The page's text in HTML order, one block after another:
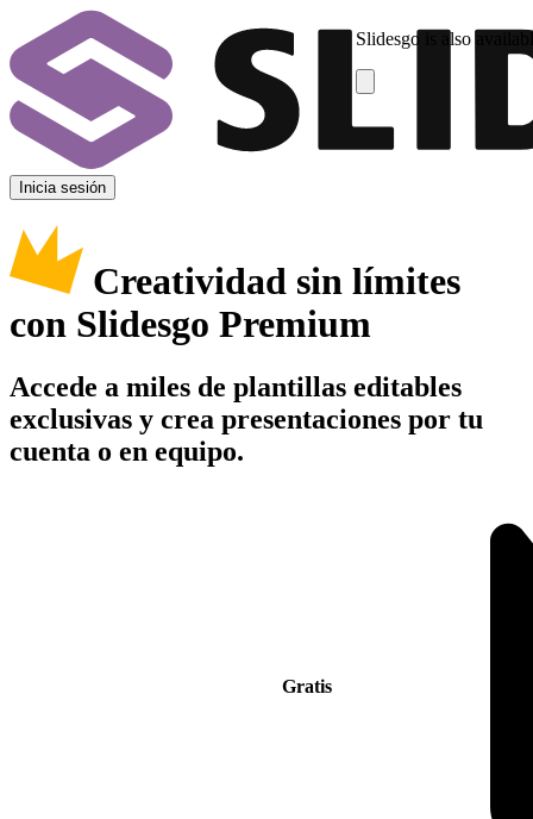
Slidesgo is also
Inicia sesión
Creatividad sin límites
con Slidesgo Premium
Accede a miles de plantillas editables
exclusivas y crea presentaciones por tu
cuenta o en equipo.
Gratis